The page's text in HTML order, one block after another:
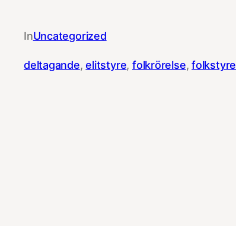
InUncategorized
deltagande, elitstyre, folkrörelse, folkstyre